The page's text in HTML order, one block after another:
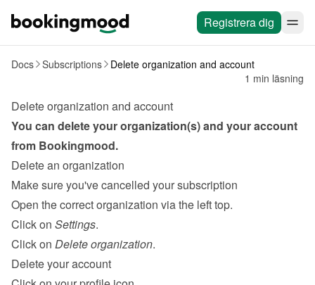
Registrera dig
Docs Subscriptions
Delete organization and account
1 min läsning
Delete organization and account
You can delete your organization(s) and your account
from Bookingmood.
Delete an organization
Make sure you've cancelled your subscription
Open the correct organization via the left top.
Click on Settings.
Click on Delete organization.
Delete your account